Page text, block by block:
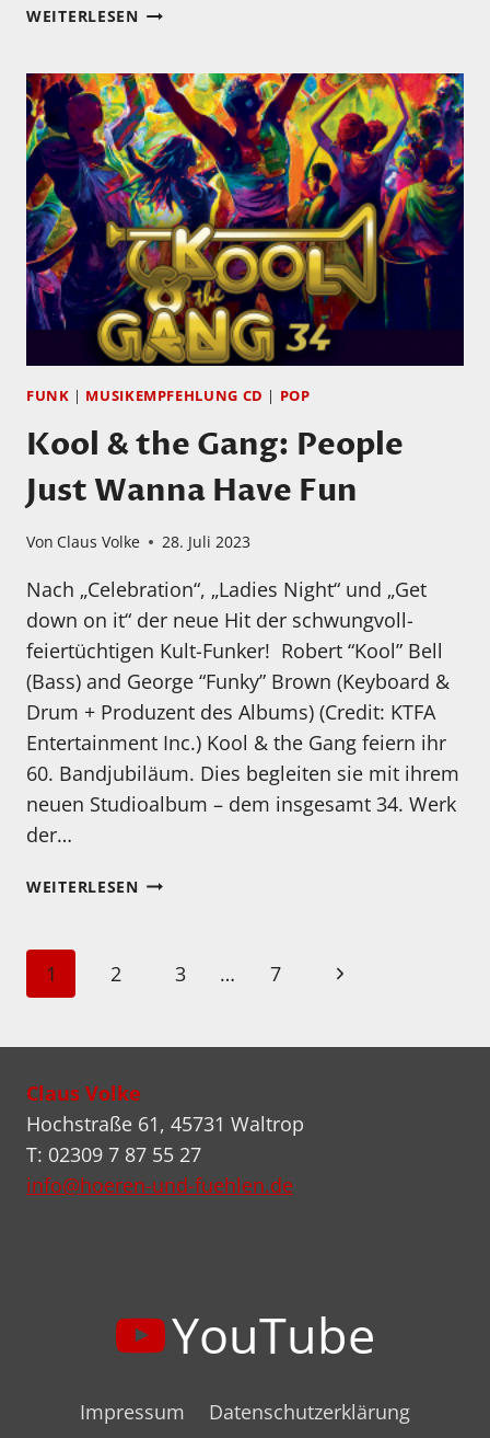
WEITERLESEN„THIS
WORLD“
–
EINE
SINGLE
WIE
FRISCHER
SOMMERWIND
FUNK | MUSIKEMPFEHLUNG CD | POP
Kool & the Gang: People
Just Wanna Have Fun
Von Claus Volke 28. Juli 2023
Nach „Celebration“, „Ladies Night“ und „Get
down on it“ der neue Hit der schwungvoll-
feiertüchtigen Kult-Funker! Robert “Kool” Bell
(Bass) and George “Funky” Brown (Keyboard &
Drum + Produzent des Albums) (Credit: KTFA
Entertainment Inc.) Kool & the Gang feiern ihr
60. Bandjubiläum. Dies begleiten sie mit ihrem
neuen Studioalbum – dem insgesamt 34. Werk
der…
WEITERLESENKOOL
PEOPLE
Seitennavigation
1 2 3 … 7
Nächste
Claus Volke
Hochstraße 61, 45731 Waltrop
T: 02309 7 87 55 27
info@hoeren-und-fuehlen.de
YouTube
Impressum Datenschutzerklärung